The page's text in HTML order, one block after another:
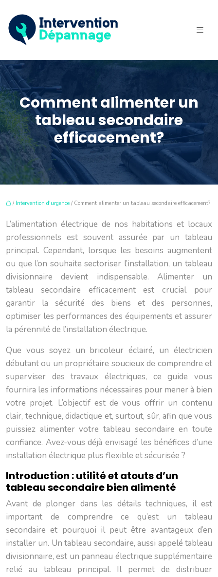
Comment alimenter un
tableau secondaire
efficacement?
/ Intervention d'urgence / Comment alimenter un tableau secondaire efficacement?
L’alimentation électrique de nos habitations et locaux
professionnels est souvent assurée par un tableau
principal. Cependant, lorsque les besoins augmentent
ou que l’on souhaite sectoriser l’installation, un tableau
divisionnaire devient indispensable. Alimenter un
tableau secondaire efficacement est crucial pour
garantir la sécurité des biens et des personnes,
optimiser les performances des équipements et assurer
la pérennité de l’installation électrique.
Que vous soyez un bricoleur éclairé, un électricien
débutant ou un propriétaire soucieux de comprendre et
superviser des travaux électriques, ce guide vous
fournira les informations nécessaires pour mener à bien
votre projet. L’objectif est de vous offrir un contenu
clair, technique, didactique et, surtout, sûr, afin que vous
puissiez alimenter votre tableau secondaire en toute
confiance. Avez-vous déjà envisagé les bénéfices d’une
installation électrique plus flexible et sécurisée ?
Introduction : utilité et atouts d’un
tableau secondaire bien alimenté
Avant de plonger dans les détails techniques, il est
important de comprendre ce qu’est un tableau
secondaire et pourquoi il peut être avantageux d’en
installer un. Un tableau secondaire, aussi appelé tableau
divisionnaire, est un panneau électrique supplémentaire
relié au tableau principal. Il permet de distribuer